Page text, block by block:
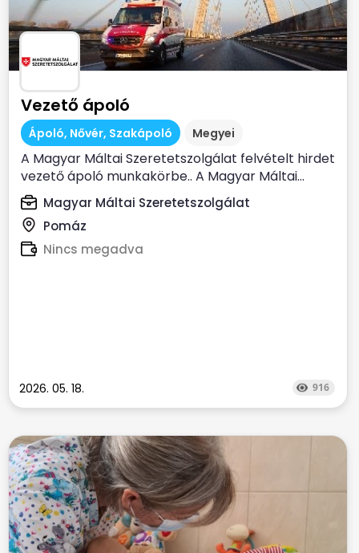
Vezető ápoló
Ápoló, Nővér, Szakápoló Megyei
A Magyar Máltai Szeretetszolgálat felvételt hirdet
vezető ápoló munkakörbe.. A Magyar Máltai...
Magyar Máltai Szeretetszolgálat
Pomáz
Nincs megadva
2026. 05. 18. 916